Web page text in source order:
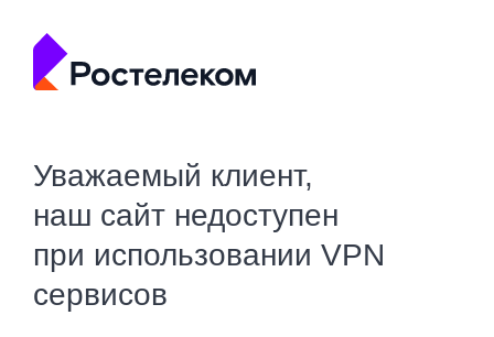
Уважаемый клиент,
наш сайт недоступен
при использовании VPN
сервисов